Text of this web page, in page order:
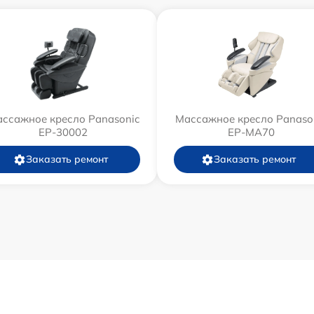
кресло Panasonic
EP-30002
Заказать ремонт
Массажное кресло
EP-MA70
Заказать ремонт